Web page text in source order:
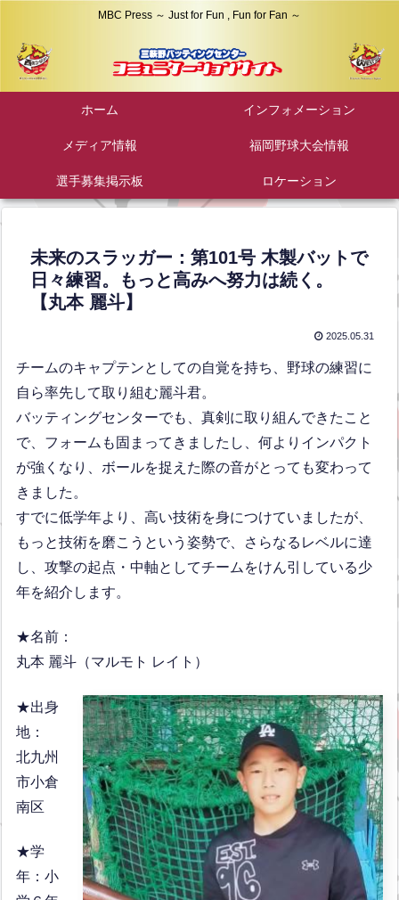
MBC Press ～ Just for Fun , Fun for Fan ～
ホーム インフォメーション
メディア情報 福岡野球大会情報
選手募集掲示板 ロケーション
未来のスラッガー：第101号 木製バットで
日々練習。もっと高みへ努力は続く。
【丸本 麗斗】
2025.05.31
チームのキャプテンとしての自覚を持ち、野球の練習に
自ら率先して取り組む麗斗君。
バッティングセンターでも、真剣に取り組んできたこと
で、フォームも固まってきましたし、何よりインパクト
が強くなり、ボールを捉えた際の音がとっても変わって
きました。
すでに低学年より、高い技術を身につけていましたが、
もっと技術を磨こうという姿勢で、さらなるレベルに達
し、攻撃の起点・中軸としてチームをけん引している少
年を紹介します。
★名前：
丸本 麗斗（マルモト レイト）
★出身
地：
北九州
市小倉
南区
★学
年：小